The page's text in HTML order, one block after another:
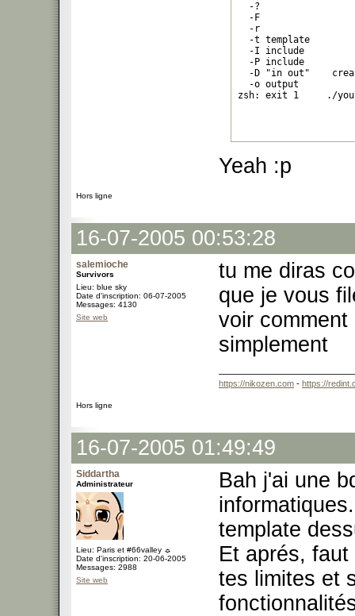
-?
-F
-r
-t template
-I include
-P include
-D "in out"
-o output
zsh: exit 1     ./
Yeah :p
Hors ligne
16-07-2005 00:53:28
salemioche
Survivors
Lieu: blue sky
Date d'inscription: 06-07-2005
Messages: 4130
Site web
tu me diras
que je vous
voir
simplement
https://nikozen.com - https://
Hors ligne
16-07-2005 01:49:49
Siddartha
Administrateur
Lieu: Paris et #66valley ☼
Date d'inscription: 20-06-2005
Messages: 2988
Site web
Bah j'ai une
template
Et aprés,
tes limites et